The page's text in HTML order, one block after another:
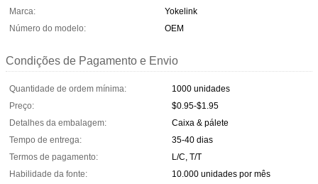
Marca:
Yokelink
Número do modelo:
OEM
Condições de Pagamento e Envio
Quantidade de ordem mínima:
1000 unidades
Preço:
$0.95-$1.95
Detalhes da embalagem:
Caixa & pálete
Tempo de entrega:
35-40 dias
Termos de pagamento:
L/C, T/T
Habilidade da fonte:
10.000 unidades por mês